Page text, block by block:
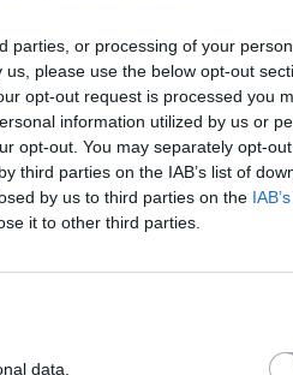
parties, or processing of your
please use the below opt-out
opt-out request is processed you
information utilized by us or
opt-out. You may separately opt-
third parties on the IAB’s list of
by us to third parties on the
it to other third parties.
data.
av sommaren ut: